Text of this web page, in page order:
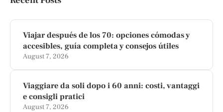
Viajar después de los 70: opciones cómodas y
accesibles, guía completa y consejos útiles
August 7, 2026
Viaggiare da soli dopo i 60 anni: costi, vantaggi
e consigli pratici
August 7, 2026